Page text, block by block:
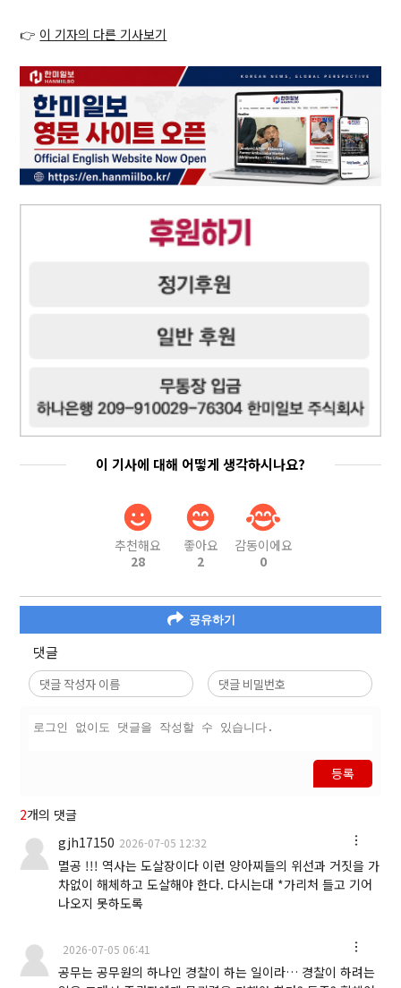
👉 이 기자의 다른 기사보기
이 기사에 대해 어떻게 생각하시나요?
추천해요
28
좋아요
2
감동이에요
0
공유하기
댓글
등록
2개의 댓글
gjh17150 2026-07-05 12:32
멸공 !!! 역사는 도살장이다 이런 양아찌들의 위선과 거짓을 가
차없이 해체하고 도살해야 한다. 다시는대 *가리처 들고 기어
나오지 못하도록
2026-07-05 06:41
공무는 공무원의 하나인 경찰이 하는 일이라… 경찰이 하려는